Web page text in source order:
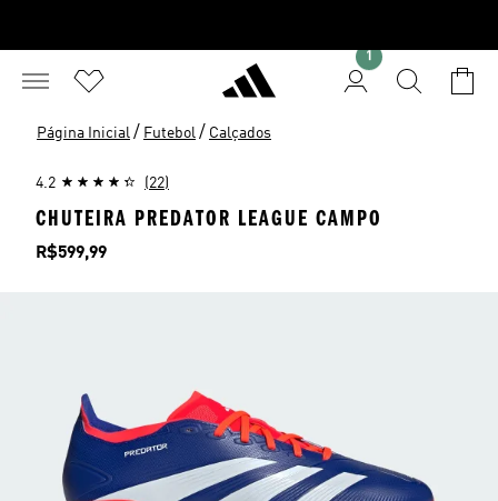
1
Página Inicial / Futebol / Calçados
4.2 (22)
CHUTEIRA PREDATOR LEAGUE CAMPO
Preço
R$599,99